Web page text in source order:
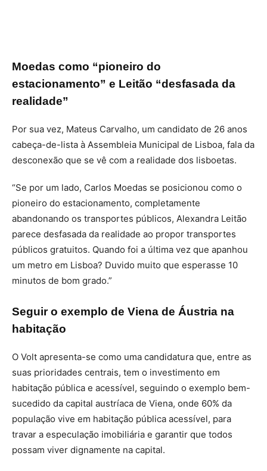
Moedas como “pioneiro do
estacionamento” e Leitão “desfasada da
realidade”
Por sua vez, Mateus Carvalho, um candidato de 26 anos
cabeça-de-lista à Assembleia Municipal de Lisboa, fala da
desconexão que se vê com a realidade dos lisboetas.
“Se por um lado, Carlos Moedas se posicionou como o
pioneiro do estacionamento, completamente
abandonando os transportes públicos, Alexandra Leitão
parece desfasada da realidade ao propor transportes
públicos gratuitos. Quando foi a última vez que apanhou
um metro em Lisboa? Duvido muito que esperasse 10
minutos de bom grado.”
Seguir o exemplo de Viena de Áustria na
habitação
O Volt apresenta-se como uma candidatura que, entre as
suas prioridades centrais, tem o investimento em
habitação pública e acessível, seguindo o exemplo bem-
sucedido da capital austríaca de Viena, onde 60% da
população vive em habitação pública acessível, para
travar a especulação imobiliária e garantir que todos
possam viver dignamente na capital.